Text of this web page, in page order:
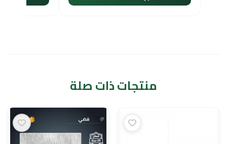
منتجات ذات صلة